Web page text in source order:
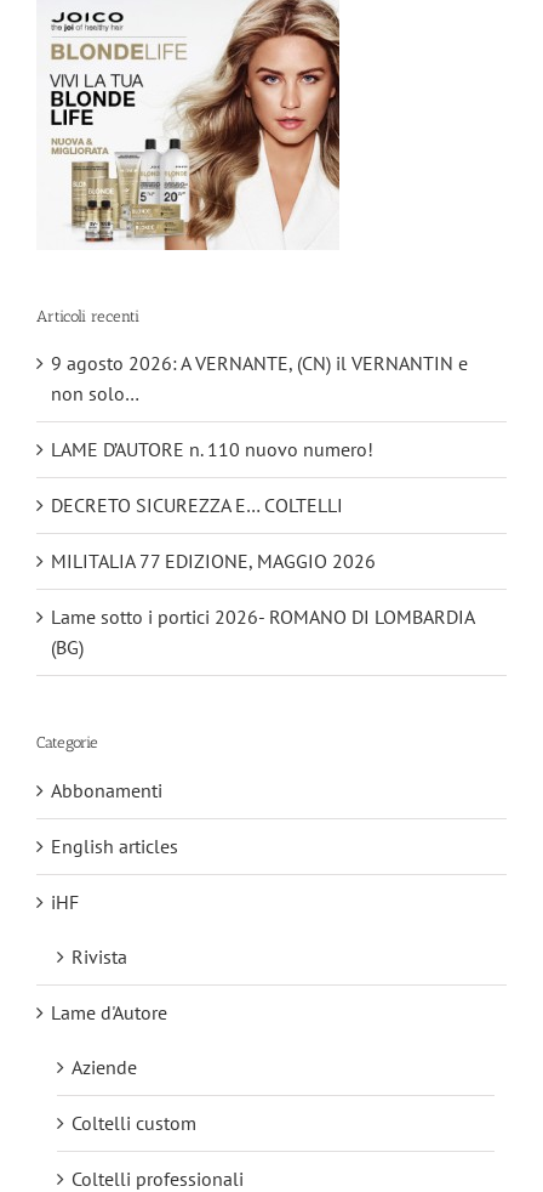
Articoli recenti
9 agosto 2026: A VERNANTE, (CN) il VERNANTIN e
non solo…
LAME D’AUTORE n. 110 nuovo numero!
DECRETO SICUREZZA E… COLTELLI
MILITALIA 77 EDIZIONE, MAGGIO 2026
Lame sotto i portici 2026- ROMANO DI LOMBARDIA
(BG)
Categorie
Abbonamenti
English articles
iHF
Rivista
Lame d'Autore
Aziende
Coltelli custom
Coltelli professionali